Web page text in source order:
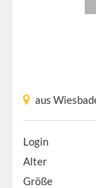
aus
Login
Alter
Größe